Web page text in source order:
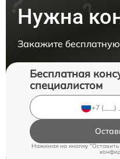
Нужна
Закажите
Бесплатная
специалистом
Нажимая на кнопку